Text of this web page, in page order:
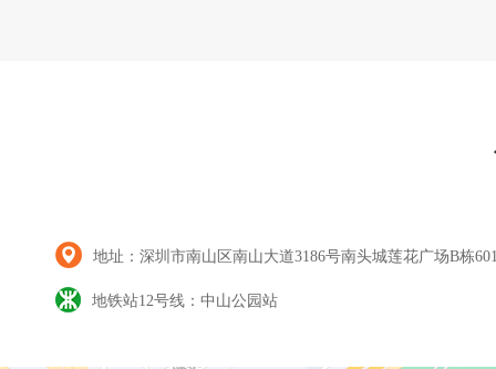
地址：深圳市南山区南山大道3186号南头城莲花广场B栋
地铁站12号线：中山公园站